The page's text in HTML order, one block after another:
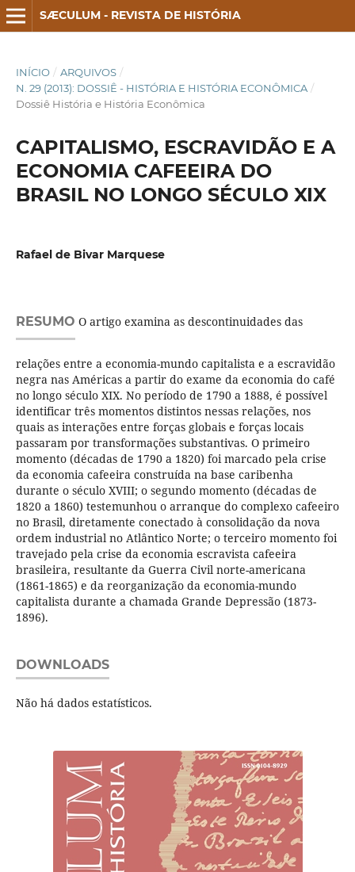
SÆCULUM - REVISTA DE HISTÓRIA
INÍCIO / ARQUIVOS /
N. 29 (2013): DOSSIÊ - HISTÓRIA E HISTÓRIA ECONÔMICA /
Dossiê História e História Econômica
CAPITALISMO, ESCRAVIDÃO E A
ECONOMIA CAFEEIRA DO
BRASIL NO LONGO SÉCULO XIX
Rafael de Bivar Marquese
RESUMO O artigo examina as descontinuidades das
relações entre a economia-mundo capitalista e a escravidão
negra nas Américas a partir do exame da economia do café
no longo século XIX. No período de 1790 a 1888, é possível
identificar três momentos distintos nessas relações, nos
quais as interações entre forças globais e forças locais
passaram por transformações substantivas. O primeiro
momento (décadas de 1790 a 1820) foi marcado pela crise
da economia cafeeira construída na base caribenha
durante o século XVIII; o segundo momento (décadas de
1820 a 1860) testemunhou o arranque do complexo cafeeiro
no Brasil, diretamente conectado à consolidação da nova
ordem industrial no Atlântico Norte; o terceiro momento foi
travejado pela crise da economia escravista cafeeira
brasileira, resultante da Guerra Civil norte-americana
(1861-1865) e da reorganização da economia-mundo
capitalista durante a chamada Grande Depressão (1873-
1896).
DOWNLOADS
Não há dados estatísticos.